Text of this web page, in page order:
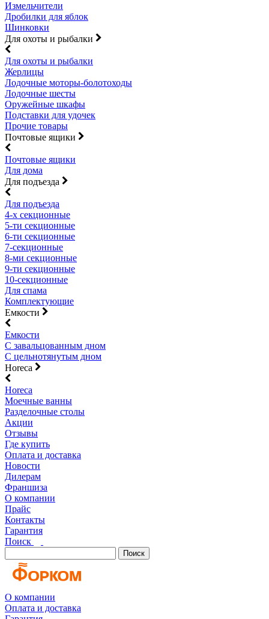
Измельчители
Дробилки для яблок
Шинковки
Для охоты и рыбалки
Для охоты и рыбалки
Жерлицы
Лодочные моторы-болотоходы
Лодочные шесты
Оружейные шкафы
Подставки для удочек
Прочие товары
Почтовые ящики
Почтовые ящики
Для дома
Для подъезда
Для подъезда
4-х секционные
5-ти секционные
6-ти секционные
7-секционные
8-ми секционные
9-ти секционные
10-секционные
Для спама
Комплектующие
Емкости
Емкости
С завальцованным дном
С цельнотянутым дном
Horeca
Horeca
Моечные ванны
Разделочные столы
Акции
Отзывы
Где купить
Оплата и доставка
Новости
Дилерам
Франшиза
О компании
Прайс
Контакты
Гарантия
Поиск
Поиск
О компании
Оплата и доставка